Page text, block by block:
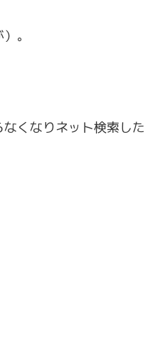
。
くなりネット検索した